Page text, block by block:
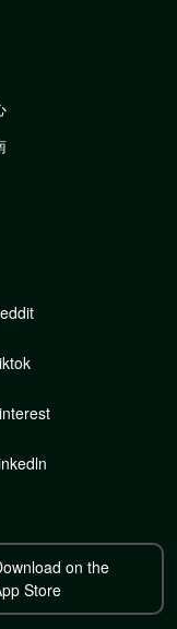
on the
Store